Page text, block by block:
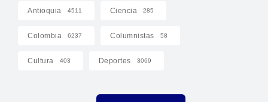
Antioquia 4511 Ciencia 285
Colombia 6237 Columnistas 58
Cultura 403 Deportes 3069